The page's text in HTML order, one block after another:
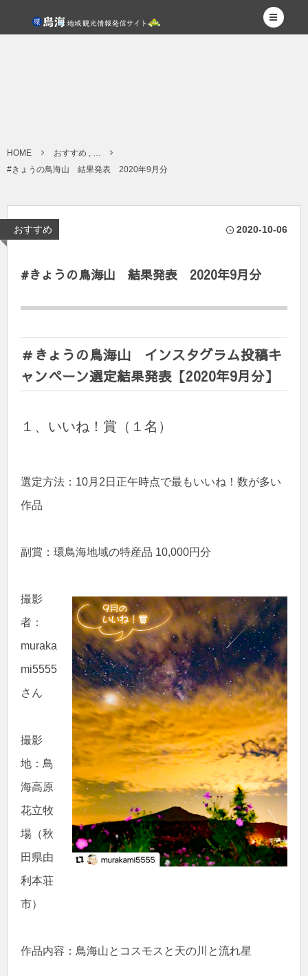
HOME
おすすめ , …
#きょうの鳥海山 結果発表 2020年9月分
おすすめ 2020-10-06
#きょうの鳥海山 結果発表 2020年9月分
＃きょうの鳥海山 インスタグラム投稿キ
ャンペーン選定結果発表【2020年9月分】
１、いいね！賞（１名）
選定方法：10月2日正午時点で最もいいね！数が多い
作品
副賞：環鳥海地域の特産品 10,000円分
撮影
者：
muraka
mi5555
さん
撮影
地：鳥
海高原
花立牧
場（秋
田県由
利本荘
市）
作品内容：鳥海山とコスモスと天の川と流れ星